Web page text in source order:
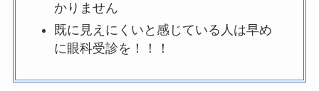
かりません
既に見えにくいと感じている人は早め
に眼科受診を！！！